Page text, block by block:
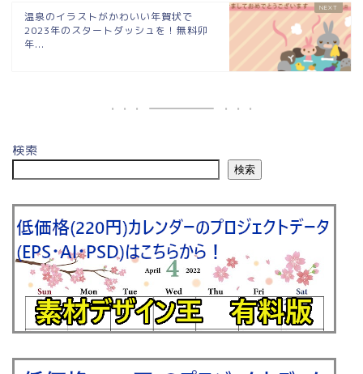
温泉のイラストがかわいい年賀状で
2023年のスタートダッシュを！無料卯
年...
検索
検索